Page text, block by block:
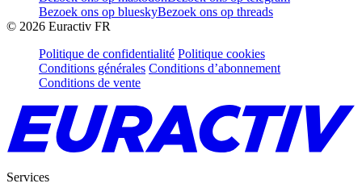
Bezoek ons op blueskyBezoek ons op threads
© 2026 Euractiv FR
Politique de confidentialité Politique cookies
Conditions générales Conditions d’abonnement
Conditions de vente
Services